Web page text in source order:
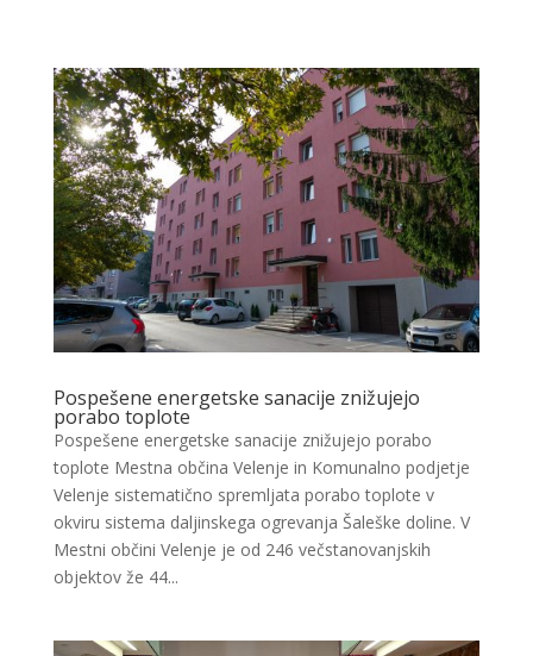
Pospešene energetske sanacije znižujejo
porabo toplote
Pospešene energetske sanacije znižujejo porabo
toplote Mestna občina Velenje in Komunalno podjetje
Velenje sistematično spremljata porabo toplote v
okviru sistema daljinskega ogrevanja Šaleške doline. V
Mestni občini Velenje je od 246 večstanovanjskih
objektov že 44...